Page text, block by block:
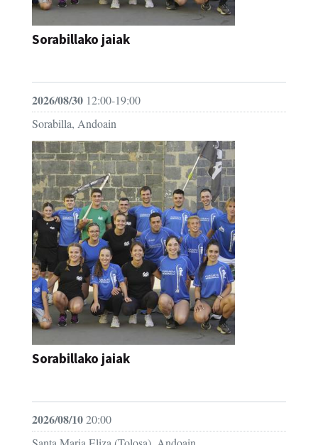
Sorabillako jaiak
2026/08/30 12:00-19:00
Sorabilla, Andoain
Sorabillako jaiak
2026/08/1020:00